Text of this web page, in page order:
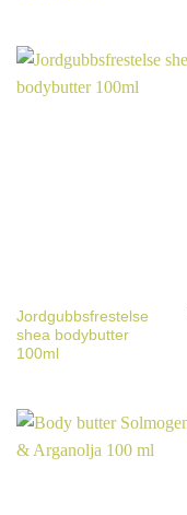
Jordgubbsfrestelse
shea bodybutter
100ml